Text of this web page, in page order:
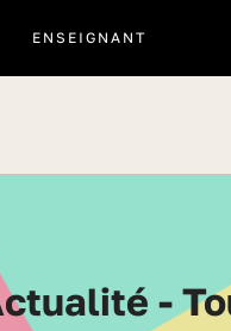
ENSEIGNANT
Actualité -